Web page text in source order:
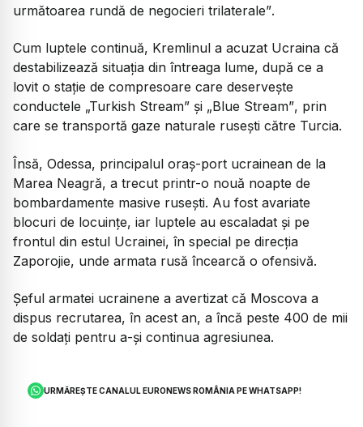
următoarea rundă de negocieri trilaterale”.
Cum luptele continuă, Kremlinul a acuzat Ucraina că
destabilizează situația din întreaga lume, după ce a
lovit o stație de compresoare care deservește
conductele „Turkish Stream” și „Blue Stream”, prin
care se transportă gaze naturale rusești către Turcia.
Însă, Odessa, principalul oraș-port ucrainean de la
Marea Neagră, a trecut printr-o nouă noapte de
bombardamente masive rusești. Au fost avariate
blocuri de locuințe, iar luptele au escaladat și pe
frontul din estul Ucrainei, în special pe direcția
Zaporojie, unde armata rusă încearcă o ofensivă.
Șeful armatei ucrainene a avertizat că Moscova a
dispus recrutarea, în acest an, a încă peste 400 de mii
de soldați pentru a-și continua agresiunea.
URMĂREȘTE CANALUL EURONEWS ROMÂNIA PE WHATSAPP!